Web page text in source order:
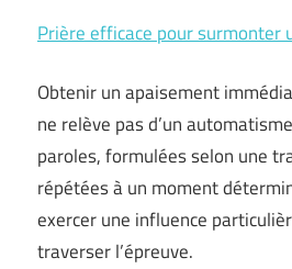
Prière efficace pour surmonter
Obtenir un apaisement
ne relève pas d’un
paroles, formulées selon une
répétées à un moment
exercer une influence
traverser l’épreuve.